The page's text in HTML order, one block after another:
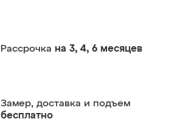
Рассрочка на 3, 4, 6 месяцев
Замер, доставка и подъем
бесплатно